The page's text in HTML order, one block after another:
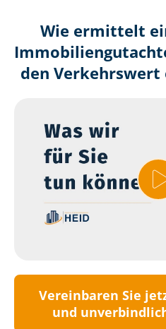
Wie ermittelt
den
Vereinbaren Sie
und